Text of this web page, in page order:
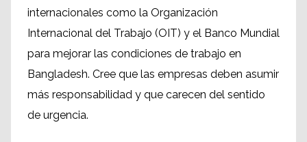
internacionales como la Organización
Internacional del Trabajo (OIT) y el Banco Mundial
para mejorar las condiciones de trabajo en
Bangladesh. Cree que las empresas deben asumir
más responsabilidad y que carecen del sentido
de urgencia.